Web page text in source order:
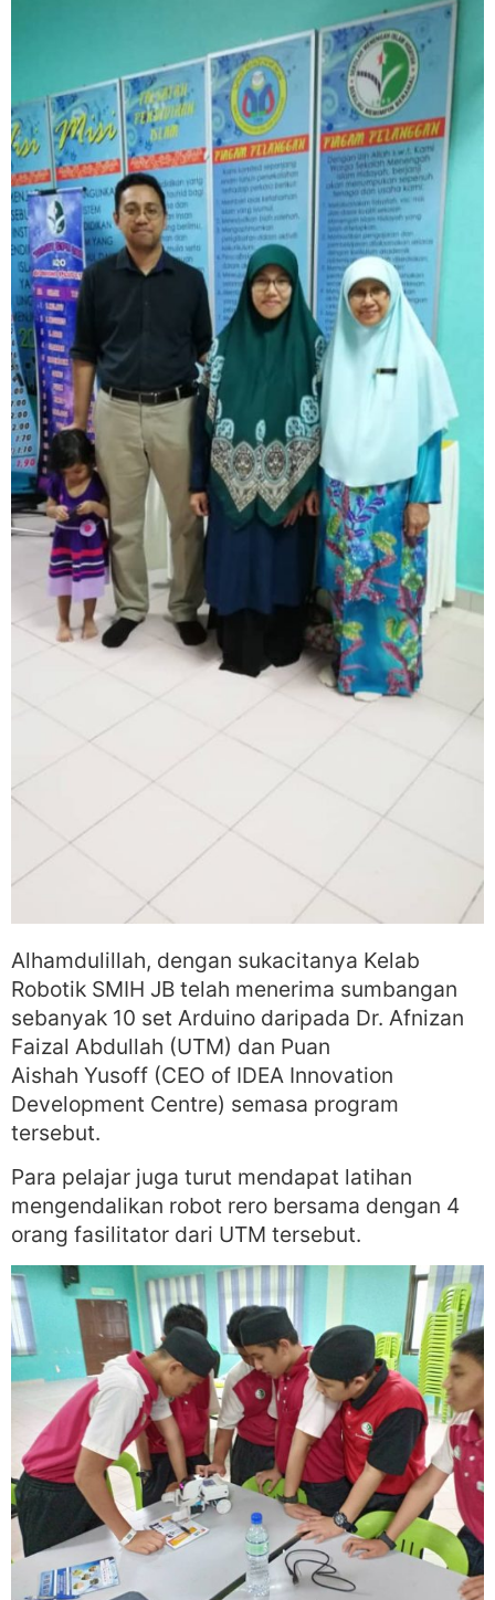
Alhamdulillah, dengan sukacitanya Kelab
Robotik SMIH JB telah menerima sumbangan
sebanyak 10 set Arduino daripada Dr. Afnizan
Faizal Abdullah (UTM) dan Puan
Aishah Yusoff (CEO of IDEA Innovation
Development Centre) semasa program
tersebut.
Para pelajar juga turut mendapat latihan
mengendalikan robot rero bersama dengan 4
orang fasilitator dari UTM tersebut.